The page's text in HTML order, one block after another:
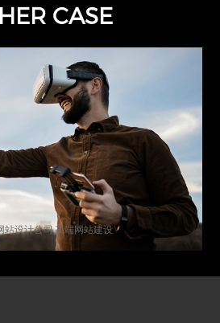
CASE
站设计公司,高端网站建设